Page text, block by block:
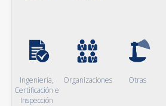
Ingeniería,
Certificación e
Inspección
Organizaciones Otras